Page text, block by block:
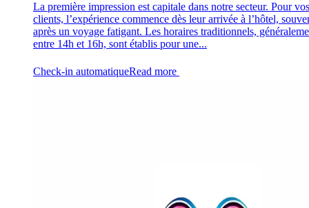
La première impression est capitale dans notre secteur. Pour vos
clients, l’expérience commence dès leur arrivée à l’hôtel,
après un voyage fatigant. Les horaires traditionnels,
entre 14h et 16h, sont établis pour une...
Check-in automatiqueRead more